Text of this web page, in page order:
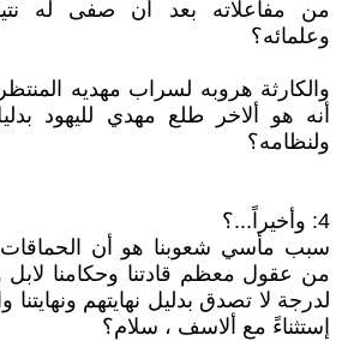
من مفاعلاته بعد أن صفى له
وعلمائه؟
والكارثة هروبه لسراب مهديه
أنه هو ألاخر طلع مهدي لليهود
ولنظامه؟
4: وأخيراً...؟
سبب مأسي شعوبنا هو أن الحماقات
من عقول معظم قادتنا وحكامنا لابل
لدرجة لا تصدق بدليل نهايتهم
إستثناءً مع ألاسف ، سلام؟